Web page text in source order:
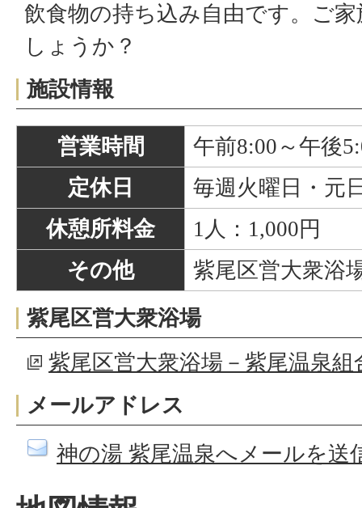
飲食物の持ち込み自由です。ご
しょうか？
施設情報
営業時間
午前8:00～午後
定休日
毎週火曜日・元
休憩所料金
1人：1,000円
その他
紫尾区営大衆浴
紫尾区営大衆浴場
紫尾区営大衆浴場－紫尾温泉組
メールアドレス
神の湯 紫尾温泉へメールを送